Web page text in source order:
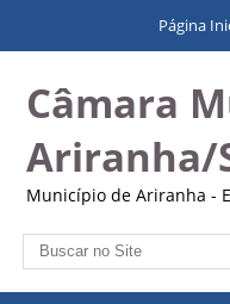
Página
Câmara
Ariranha/
Município de Ariranha -
Busca